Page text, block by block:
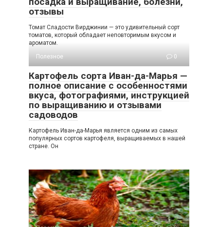
отзывы
Томат Сладости Вирджинии — это удивительный сорт
томатов, который обладает неповторимым вкусом и
ароматом.
Полезное
0
Картофель сорта Иван-да-Марья —
полное описание с особенностями
вкуса, фотографиями, инструкцией
по выращиванию и отзывами
садоводов
Картофель Иван-да-Марья является одним из самых
популярных сортов картофеля, выращиваемых в нашей
стране. Он